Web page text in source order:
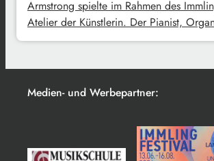
Armstrong spielte im Rahmen des
Atelier der Künstlerin. Der Pianist,
Medien- und Werbepartner: